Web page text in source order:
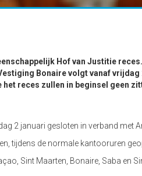
Hof van Justitie
Bonaire volgt vanaf
reces zullen in beginsel geen
2 januari gesloten in verband met
tijdens de normale kantooruren
Sint Maarten, Bonaire, Saba en